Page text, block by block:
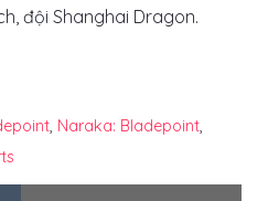
đội Shanghai Dragon.
, Naraka: Bladepoint,